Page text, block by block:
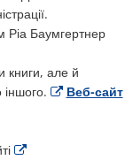
Ріа Баумгертнер
книги, але й
іншого.
Веб-сайт